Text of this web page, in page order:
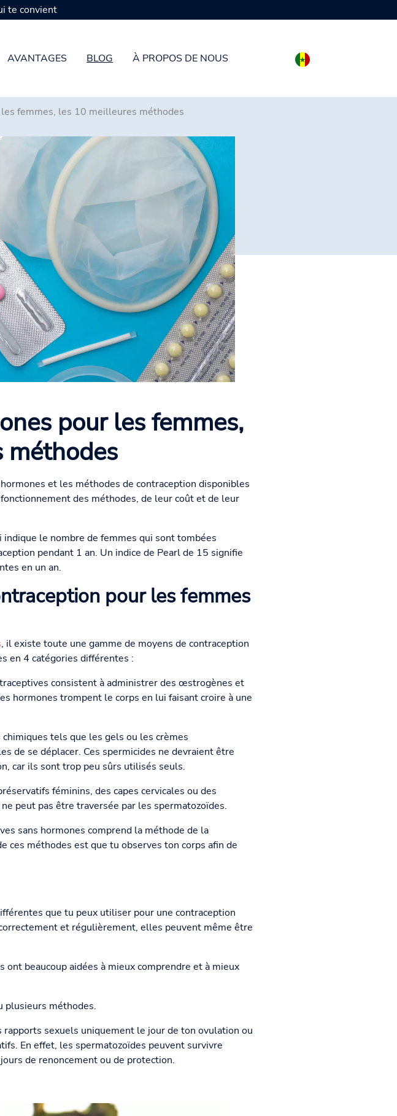
AVANTAGES BLOG À PROPOS DE NOUS
de préservatifs
femmes, les 10 meilleures méthodes
pour les femmes,
méthodes
et les méthodes de contraception disponibles
des méthodes, de leur coût et de leur
le nombre de femmes qui sont tombées
pendant 1 an. Un indice de Pearl de 15 signifie
en un an.
pour les femmes
, il existe toute une gamme de moyens de contraception
en 4 catégories différentes :
consistent à administrer des œstrogènes et
hormones trompent le corps en lui faisant croire à une
tels que les gels ou les crèmes
de se déplacer. Ces spermicides ne devraient être
car ils sont trop peu sûrs utilisés seuls.
féminins, des capes cervicales ou des
peut pas être traversée par les spermatozoïdes.
sans hormones comprend la méthode de la
ces méthodes est que tu observes ton corps afin de
que tu peux utiliser pour une contraception
et régulièrement, elles peuvent même être
beaucoup aidées à mieux comprendre et à mieux
plusieurs méthodes.
sexuels uniquement le jour de ton ovulation ou
En effet, les spermatozoïdes peuvent survivre
de renoncement ou de protection.